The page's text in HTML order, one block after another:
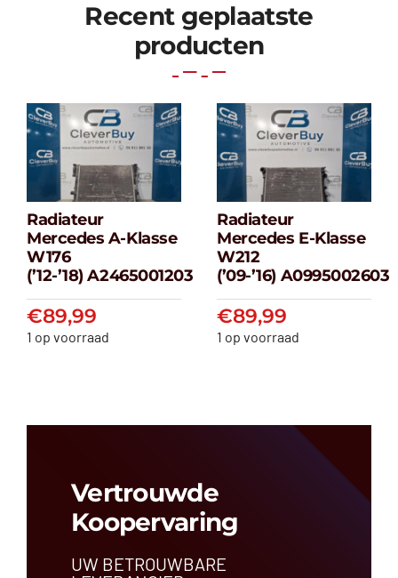
Recent geplaatste
producten
Radiateur
Mercedes A-
klasse W176
(’12-’18) A2465001203
€89,99
Radiateur
Mercedes A-Klasse
W176
(’12-’18) A2465001203
€89,99
1 op voorraad
Radiateur
Mercedes E-
klasse W212
(’09-’16)
€89,99
Radiateur
Mercedes E-Klasse
W212
(’09-’16) A0995002603
€89,99
1 op voorraad
Vertrouwde
Koopervaring
UW BETROUWBARE